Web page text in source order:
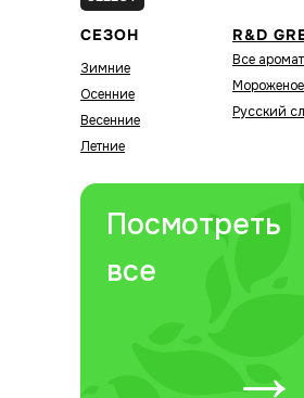
R&D
Все
Русский
СЕЗОН
Зимние
Осенние
Весенние
Летние
Посмотреть
все
→